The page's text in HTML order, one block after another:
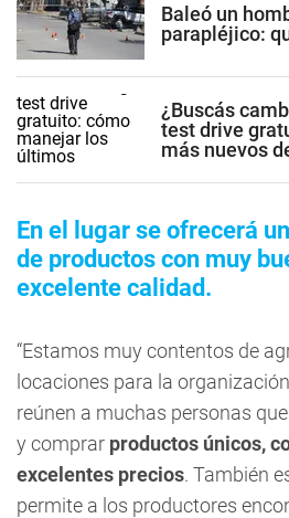
Baleó un
parapléjico:
¿Buscás
test drive
más nuevos
En el lugar se ofrecerá
de productos con muy
excelente calidad.
“Estamos muy contentos de
locaciones para la
reúnen a muchas personas
y comprar productos únicos,
excelentes precios. También
permite a los productores